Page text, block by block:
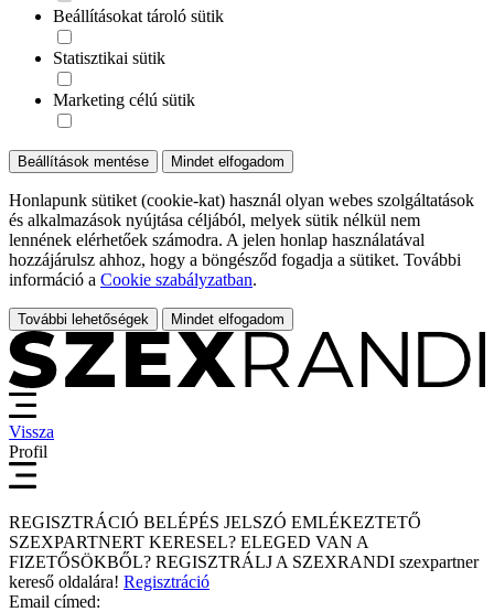
Beállításokat tároló sütik
Statisztikai sütik
Marketing célú sütik
Beállítások mentése Mindet elfogadom
Honlapunk sütiket (cookie-kat) használ olyan webes szolgáltatások
és alkalmazások nyújtása céljából, melyek sütik nélkül nem
lennének elérhetőek számodra. A jelen honlap használatával
hozzájárulsz ahhoz, hogy a böngésződ fogadja a sütiket. További
információ a Cookie szabályzatban.
További lehetőségek Mindet elfogadom
Vissza
Profil
REGISZTRÁCIÓ BELÉPÉS JELSZÓ EMLÉKEZTETŐ
SZEXPARTNERT KERESEL? ELEGED VAN A
FIZETŐSÖKBŐL? REGISZTRÁLJ A SZEXRANDI szexpartner
kereső oldalára! Regisztráció
Email címed: